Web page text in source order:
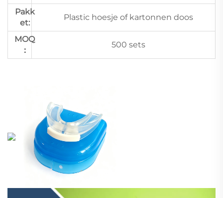
Pakk
et:
Plastic hoesje of kartonnen doos
MOQ
：
500 sets